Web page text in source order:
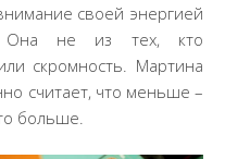
своей энергией
Она не из тех, кто
скромность. Мартина
считает, что меньше –
больше.